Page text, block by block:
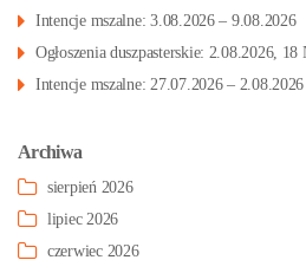
Intencje mszalne: 3.08.2026 – 9.08.2026
Ogłoszenia duszpasterskie: 2.08.2026,
Intencje mszalne: 27.07.2026 – 2.08.2026
Archiwa
sierpień 2026
lipiec 2026
czerwiec 2026